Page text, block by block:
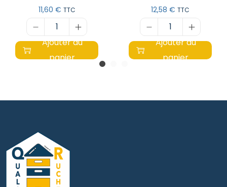
11,60 € TTC
Ajouter au
panier
12,58 € TTC
Ajouter au
panier